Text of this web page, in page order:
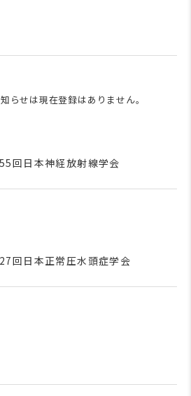
らせは現在登録はありません。
回日本神経放射線学会
回日本正常圧水頭症学会